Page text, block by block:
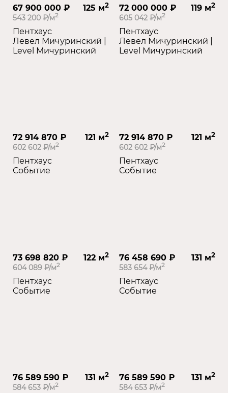
67 900 000 ₽ 125 м2
543 200 ₽/м2
Пентхаус
Левел Мичуринский |
Level Мичуринский
72 000 000 ₽ 119 м2
605 042 ₽/м2
Пентхаус
Левел Мичуринский |
Level Мичуринский
72 914 870 ₽ 121 м2
602 602 ₽/м2
Пентхаус
Событие
72 914 870 ₽ 121 м2
602 602 ₽/м2
Пентхаус
Событие
73 698 820 ₽ 122 м2
604 089 ₽/м2
Пентхаус
Событие
76 458 690 ₽ 131 м2
583 654 ₽/м2
Пентхаус
Событие
76 589 590 ₽ 131 м2
584 653 ₽/м2
76 589 590 ₽ 131 м2
584 653 ₽/м2